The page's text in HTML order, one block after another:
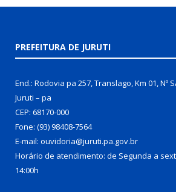
PREFEITURA DE JURUTI
End.: Rodovia pa 257, Translago, Km 01, Nº
Juruti – pa
CEP: 68170-000
Fone: (93) 98408-7564
E-mail: ouvidoria@juruti.pa.gov.br
Horário de atendimento: de Segunda a
14:00h